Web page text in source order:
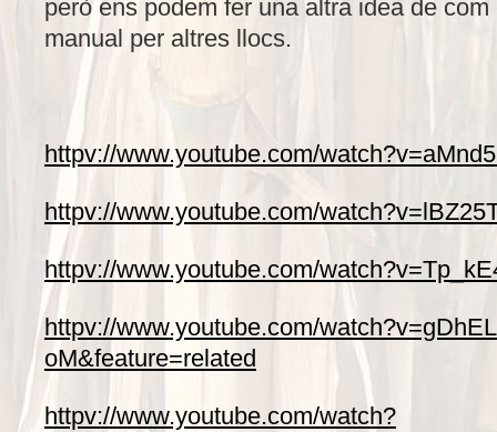
però ens podem fer una altra idea de
manual per altres llocs.
httpv://www.youtube.com/
httpv://www.youtube.com/
httpv://www.youtube.com/
httpv://www.youtube.com/
oM&feature=related
httpv://www.youtube.com/watch?